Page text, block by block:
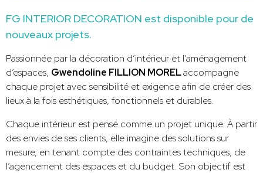
FG INTERIOR DECORATION est disponible pour de
nouveaux projets.
Passionnée par la décoration d’intérieur et l’aménagement
d’espaces, Gwendoline FILLION MORELaccompagne
chaque projet avec sensibilité et exigence afin de créer des
lieux à la fois esthétiques, fonctionnels et durables.
Chaque intérieur est pensé comme un projet unique. À partir
des envies de ses clients, elle imagine des solutions sur
mesure, en tenant compte des contraintes techniques, de
l’agencement des espaces et du budget. Son objectif est